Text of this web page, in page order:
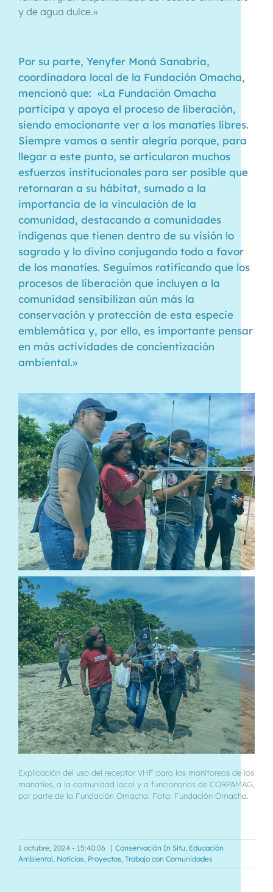
y de agua dulce.»
Por su parte, Yenyfer Moná Sanabria,
coordinadora local de la Fundación Omacha,
mencionó que: «La Fundación Omacha
participa y apoya el proceso de liberación,
siendo emocionante ver a los manatíes libres.
Siempre vamos a sentir alegría porque, para
llegar a este punto, se articularon muchos
esfuerzos institucionales para ser posible que
retornaran a su hábitat, sumado a la
importancia de la vinculación de la
comunidad, destacando a comunidades
indígenas que tienen dentro de su visión lo
sagrado y lo divino conjugando todo a favor
de los manatíes. Seguimos ratificando que los
procesos de liberación que incluyen a la
comunidad sensibilizan aún más la
conservación y protección de esta especie
emblemática y, por ello, es importante pensar
en más actividades de concientización
ambiental.»
Explicación del uso del receptor VHF para los monitoreos de los
manatíes, a la comunidad local y a funcionarios de CORPAMAG,
por parte de la Fundación Omacha. Foto: Fundación Omacha.
1 octubre, 2024 - 15:40:06 | Conservación In Situ, Educación
Ambiental, Noticias, Proyectos, Trabajo con Comunidades